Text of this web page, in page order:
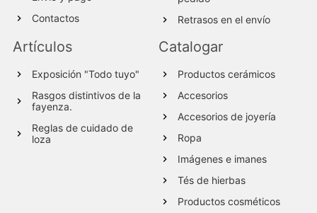
Contactos
Retrasos en el envío
Artículos
Exposición "Todo tuyo"
Rasgos distintivos de la
fayenza.
Reglas de cuidado de
loza
Catalogar
Productos cerámicos
Accesorios
Accesorios de joyería
Ropa
Imágenes e imanes
Tés de hierbas
Productos cosméticos